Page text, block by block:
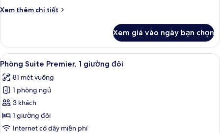
giường
hút
thuốc
Xem thêm chi tiết
Chi
Phòng
Suite
Premier,
giường
đôi,
hút
thuốc
Xem giá vào ngày bạn chọn
Xem
tất
cả
ảnh
Phòng
Suite
Premier,
Phòng Suite Premier, 1 giường đôi |
9
Phòng Suite Premier, 1 giường đôi
81 mét vuông
1 phòng ngủ
3 khách
1 giường đôi
Internet có dây miễn phí